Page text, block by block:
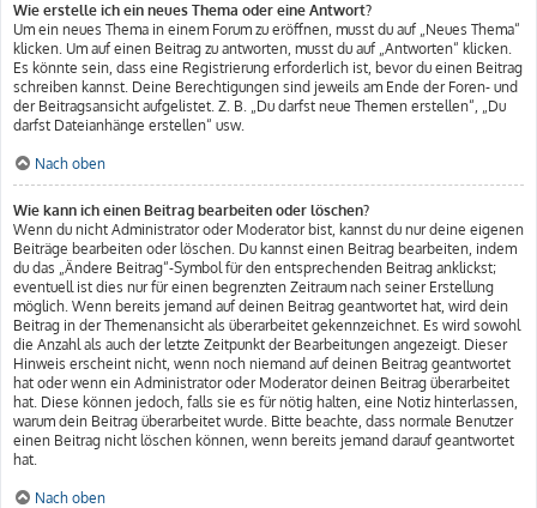
Wie erstelle ich ein neues Thema oder eine Antwort?
Um ein neues Thema in einem Forum zu eröffnen, musst du auf „Neues Thema“
klicken. Um auf einen Beitrag zu antworten, musst du auf „Antworten“ klicken.
Es könnte sein, dass eine Registrierung erforderlich ist, bevor du einen Beitrag
schreiben kannst. Deine Berechtigungen sind jeweils am Ende der Foren- und
der Beitragsansicht aufgelistet. Z. B. „Du darfst neue Themen erstellen“, „Du
darfst Dateianhänge erstellen“ usw.
Nach oben
Wie kann ich einen Beitrag bearbeiten oder löschen?
Wenn du nicht Administrator oder Moderator bist, kannst du nur deine eigenen
Beiträge bearbeiten oder löschen. Du kannst einen Beitrag bearbeiten, indem
du das „Ändere Beitrag“-Symbol für den entsprechenden Beitrag anklickst;
eventuell ist dies nur für einen begrenzten Zeitraum nach seiner Erstellung
möglich. Wenn bereits jemand auf deinen Beitrag geantwortet hat, wird dein
Beitrag in der Themenansicht als überarbeitet gekennzeichnet. Es wird sowohl
die Anzahl als auch der letzte Zeitpunkt der Bearbeitungen angezeigt. Dieser
Hinweis erscheint nicht, wenn noch niemand auf deinen Beitrag geantwortet
hat oder wenn ein Administrator oder Moderator deinen Beitrag überarbeitet
hat. Diese können jedoch, falls sie es für nötig halten, eine Notiz hinterlassen,
warum dein Beitrag überarbeitet wurde. Bitte beachte, dass normale Benutzer
einen Beitrag nicht löschen können, wenn bereits jemand darauf geantwortet
hat.
Nach oben